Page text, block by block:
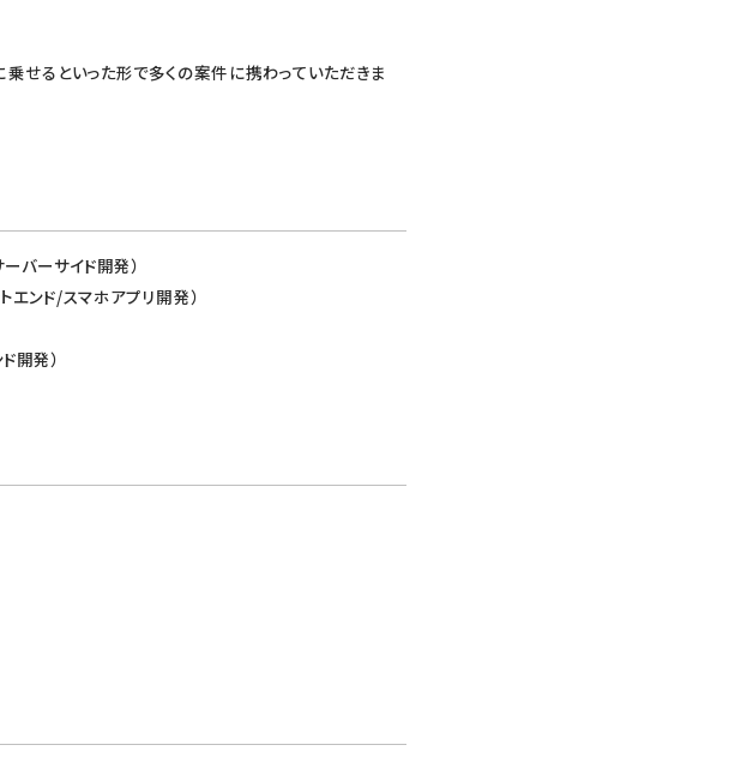
せるといった形で多くの案件に携わっていただきま
バーサイド開発）
エンド/スマホアプリ開発）
開発）